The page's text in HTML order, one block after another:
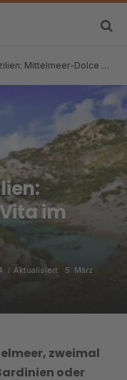
Dolce Vita im Vergleich
im
Aktualisiert:
5. März
zweimal
oder